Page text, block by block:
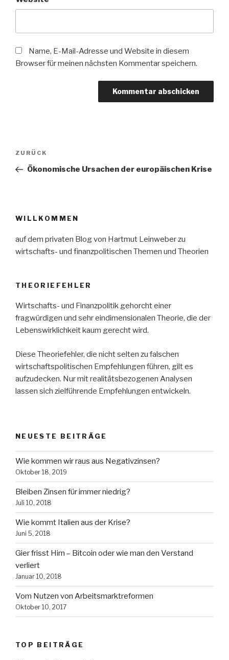
Name, E-Mail-Adresse und Website in diesem
Browser für meinen nächsten Kommentar speichern.
Beitragsnavigation
Vorheriger
Beitrag
ZURÜCK
Ökonomische Ursachen der europäischen Krise
WILLKOMMEN
auf dem privaten Blog von Hartmut Leinweber zu
wirtschafts- und finanzpolitischen Themen und Theorien
THEORIEFEHLER
Wirtschafts- und Finanzpolitik gehorcht einer
fragwürdigen und sehr eindimensionalen Theorie, die der
Lebenswirklichkeit kaum gerecht wird.
Diese Theoriefehler, die nicht selten zu falschen
wirtschaftspolitischen Empfehlungen führen, gilt es
aufzudecken. Nur mit realitätsbezogenen Analysen
lassen sich zielführende Empfehlungen entwickeln.
NEUESTE BEITRÄGE
Wie kommen wir raus aus Negativzinsen?
Oktober 18, 2019
Bleiben Zinsen für immer niedrig?
Juli 10, 2018
Wie kommt Italien aus der Krise?
Juni 5, 2018
Gier frisst Hirn – Bitcoin oder wie man den Verstand
verliert
Januar 10, 2018
Vom Nutzen von Arbeitsmarktreformen
Oktober 10, 2017
TOP BEITRÄGE